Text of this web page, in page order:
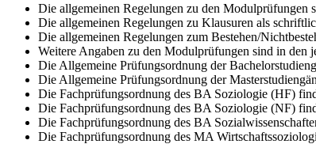
Die allgemeinen Regelungen zu den
Die allgemeinen Regelungen zu Klausuren als
Die allgemeinen Regelungen zum Bestehen/
Weitere Angaben zu den Modulprüfungen sind in den
Die Allgemeine Prüfungsordnung der
Die Allgemeine Prüfungsordnung der
Die Fachprüfungsordnung des BA Soziologie (HF)
Die Fachprüfungsordnung des BA Soziologie (NF)
Die Fachprüfungsordnung des BA
Die Fachprüfungsordnung des MA